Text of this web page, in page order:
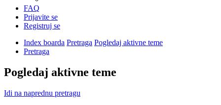
FAQ
Prijavite se
Registruj se
Index boarda Pretraga Pogledaj aktivne teme
Pretraga
Pogledaj aktivne teme
Idi na naprednu pretragu